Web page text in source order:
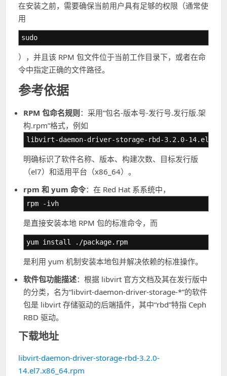
在安装之前，需要确保当前用户具有足够的权限（通常使
用
sudo
），并且该 RPM 包文件位于当前工作目录下，或者在命
令中指定正确的文件路径。
参考依据
RPM 包命名规则 ：采用“包名-版本号-发行号.发行版.架
构.rpm”格式，例如
libvirt-daemon-driver-storage-rbd-3.2.0-
明确标识了软件名称、版本、构建次数、目标发行版
（el7）和适用平台（x86_64）。
rpm 和 yum 命令：在 Red Hat 系系统中，
rpm -ivh
是直接安装本地 RPM 包的标准命令，而
yum install ./package.rpm
是利用 yum 机制安装本地包并解决依赖的标准操作。
软件包功能描述：根据 libvirt 官方文档及其在发行版中
的分类，名为“libvirt-daemon-driver-storage-*”的软件
包是 libvirt 存储驱动的后端插件，其中“rbd”特指 Ceph
RBD 驱动。
下载地址
libvirt-daemon-driver-storage-rbd-3.2.0-
14.el7.x86_64.rpm